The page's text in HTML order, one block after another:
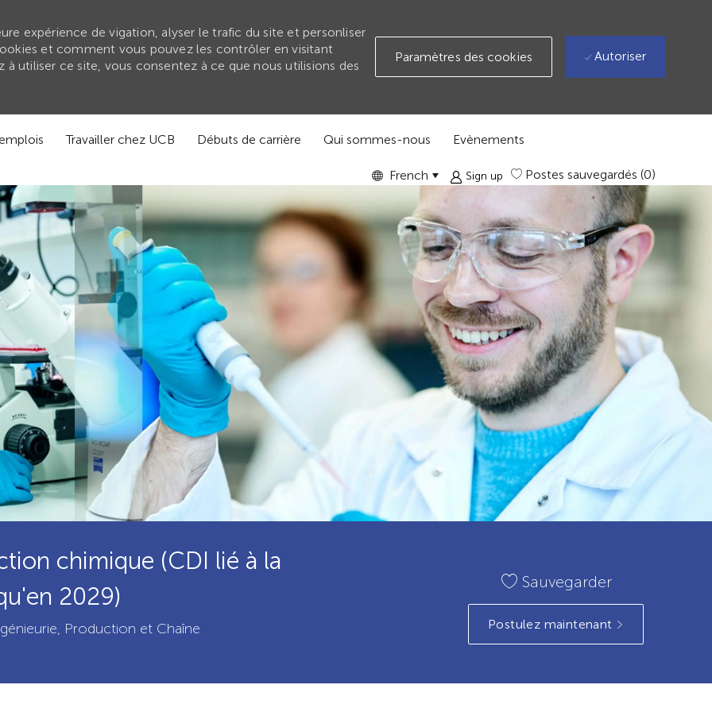
Travailler chez UCB Débuts de carrière Qui sommes-nous Evènements
Language
GLOBAL
French Sign up Postes sauvegardés (0)
expérience de vigation, alyser le trafic du site et personliser
et comment vous pouvez les contrôler en visitant
utiliser ce site, vous consentez à ce que nous utilisions des
Paramètres des cookies Autoriser
chimique (CDI lié à la
2029)
Production et Chaîne
Sauvegarder
Postulez maintenant